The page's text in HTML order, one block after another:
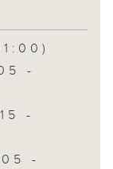
-
-
-